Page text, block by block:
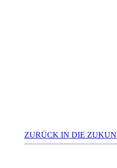
ZURÜCK IN DIE